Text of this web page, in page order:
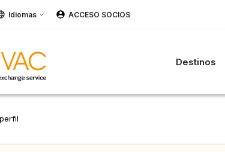
Idiomas ACCESO SOCIOS
Destinos